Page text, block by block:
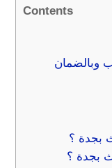
Contents
وبالضمان
بجدة ؟
بجدة ؟